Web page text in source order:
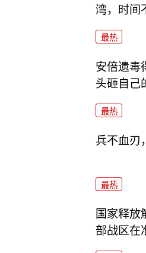
湾，时间
最热
安倍遗毒
头砸自己
最热
兵不血刃
最热
国家释放
部战区在